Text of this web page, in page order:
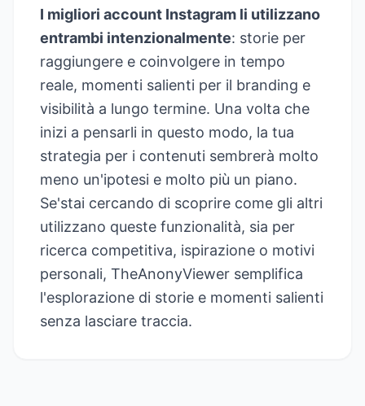
I migliori account Instagram li utilizzano
entrambi intenzionalmente: storie per
raggiungere e coinvolgere in tempo
reale, momenti salienti per il branding e
visibilità a lungo termine. Una volta che
inizi a pensarli in questo modo, la tua
strategia per i contenuti sembrerà molto
meno un'ipotesi e molto più un piano.
Se'stai cercando di scoprire come gli altri
utilizzano queste funzionalità, sia per
ricerca competitiva, ispirazione o motivi
personali, TheAnonyViewer semplifica
l'esplorazione di storie e momenti salienti
senza lasciare traccia.